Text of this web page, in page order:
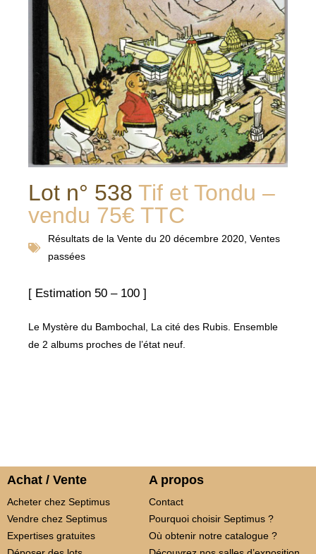
Lot n° 538 Tif et Tondu –
vendu 75€ TTC
Résultats de la Vente du 20 décembre 2020 Ventes
passées
[ Estimation 50 – 100 ]
Le Mystère du Bambochal, La cité des Rubis. Ensemble
de 2 albums proches de l’état neuf.
Achat / Vente
Acheter chez Septimus
Vendre chez Septimus
Expertises gratuites
A propos
Contact
Pourquoi choisir Septimus ?
Où obtenir notre catalogue ?